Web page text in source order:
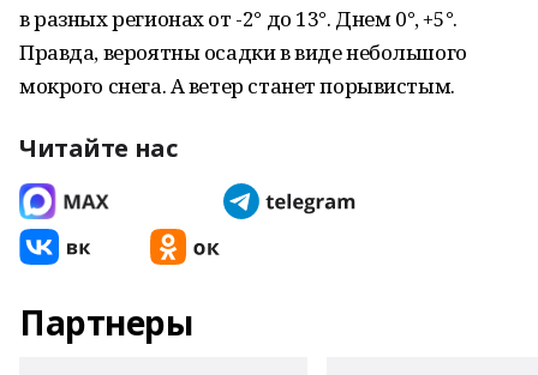
в разных регионах от -2° до 13°. Днем 0°, +5°.
Правда, вероятны осадки в виде небольшого
мокрого снега. А ветер станет порывистым.
Читайте нас
Партнеры